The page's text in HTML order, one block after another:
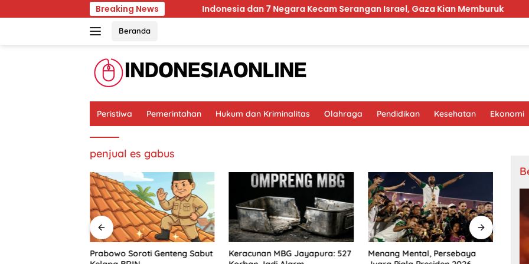
to
Breaking News
Kawasan Hutan Malang Indonesia dan 7 Negara Kecam Serangan Israel, Gaza Kian Memburuk
Beranda
Peristiwa Pemerintahan Hukum dan Kriminalitas Olahraga Pendidikan Kesehatan Ekonomi
penjual es gabus
Prabowo Soroti Genteng Sabut
Keracunan MBG Jayapura: 527
Menang Mental, Persebaya